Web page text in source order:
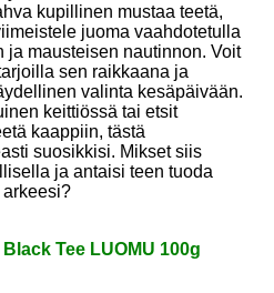
kupillinen mustaa teetä,
juoma vaahdotetulla
ja mausteisen nautinnon. Voit
sen raikkaana ja
valinta kesäpäivään.
keittiössä tai etsit
kaappiin, tästä
suosikkisi. Mikset siis
ja antaisi teen tuoda
Tee LUOMU 100g